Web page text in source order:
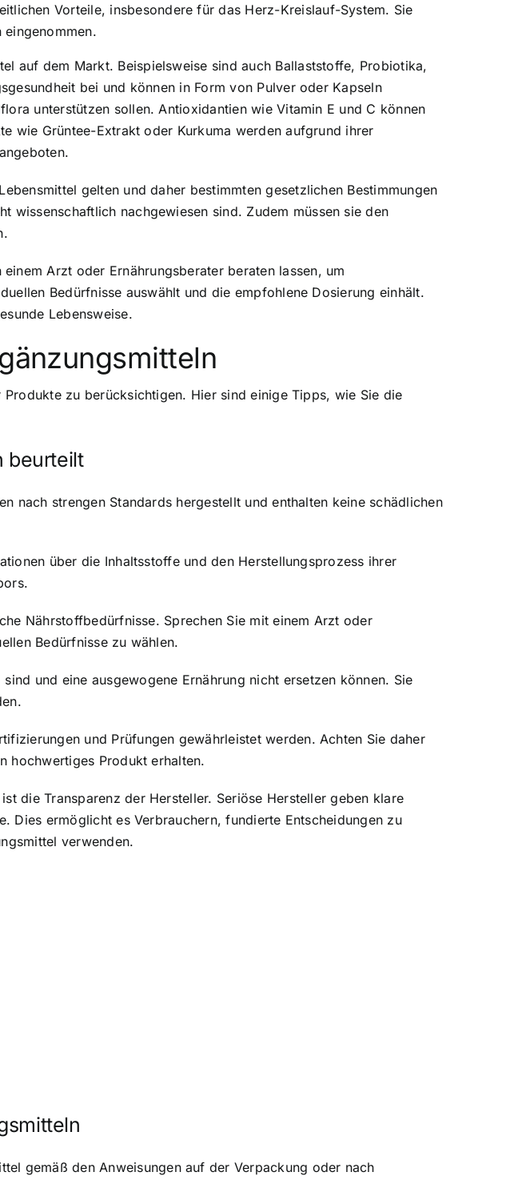
Vorteile, insbesondere für das Herz-Kreislauf-System. Sie
auf dem Markt. Beispielsweise sind auch Ballaststoffe, Probiotika,
bei und können in Form von Pulver oder Kapseln
unterstützen sollen. Antioxidantien wie Vitamin E und C können
wie Grüntee-Extrakt oder Kurkuma werden aufgrund ihrer
gelten und daher bestimmten gesetzlichen Bestimmungen
wissenschaftlich nachgewiesen sind. Zudem müssen sie den
Arzt oder Ernährungsberater beraten lassen, um
Bedürfnisse auswählt und die empfohlene Dosierung einhält.
Lebensweise.
zu berücksichtigen. Hier sind einige Tipps, wie Sie die
beurteilt
nach strengen Standards hergestellt und enthalten keine schädlichen
über die Inhaltsstoffe und den Herstellungsprozess ihrer
Nährstoffbedürfnisse. Sprechen Sie mit einem Arzt oder
Bedürfnisse zu wählen.
und eine ausgewogene Ernährung nicht ersetzen können. Sie
und Prüfungen gewährleistet werden. Achten Sie daher
hochwertiges Produkt erhalten.
die Transparenz der Hersteller. Seriöse Hersteller geben klare
Dies ermöglicht es Verbrauchern, fundierte Entscheidungen zu
verwenden.
gemäß den Anweisungen auf der Verpackung oder nach